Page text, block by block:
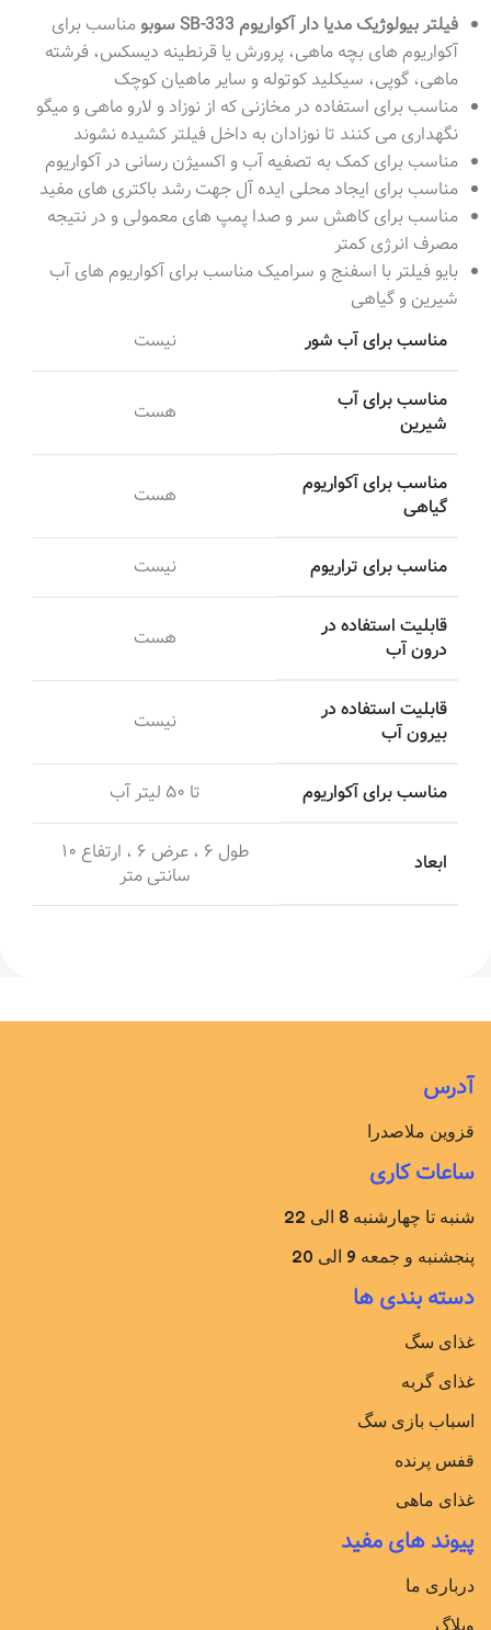
فیلتر بیولوژیک مدیا دار آکواریوم SB-333 سوبو
مناسب برای
آکواریوم های بچه ماهی، پرورش یا قرنطینه دیسکس، فرشته
ماهی، گوپی، سیکلید کوتوله و سایر ماهیان کوچک
مناسب برای استفاده در مخازنی که از نوزاد و لارو ماهی و میگو
نگهداری می کنند تا نوزادان به داخل فیلتر کشیده نشوند
مناسب برای کمک به تصفیه آب و اکسیژن رسانی در آکواریوم
مناسب برای ایجاد محلی ایده آل جهت رشد باکتری های مفید
مناسب برای کاهش سر و صدا پمپ های معمولی و در نتیجه
مصرف انرژی کمتر
بایو فیلتر با اسفنج و سرامیک مناسب برای آکواریوم های آب
شیرین و گیاهی
مناسب برای آب شور
نیست
مناسب برای آب
شیرین
هست
مناسب برای آکواریوم
گیاهی
هست
مناسب برای تراریوم نیست
قابلیت استفاده در
درون آب
هست
قابلیت استفاده در
بیرون آب
نیست
مناسب برای آکواریوم تا ۵۰ لیتر آب
ابعاد
طول ۶ ، عرض ۶ ، ارتفاع ۱۰
سانتی متر
آدرس
قزوین ملاصدرا
ساعات کاری
شنبه تا چهارشنبه 8 الی 22
پنجشنبه و جمعه 9 الی 20
دسته بندی ها
غذای سگ
غذای گربه
اسباب بازی سگ
قفس پرنده
غذای ماهی
پیوند های مفید
درباری ما
وبلاگ